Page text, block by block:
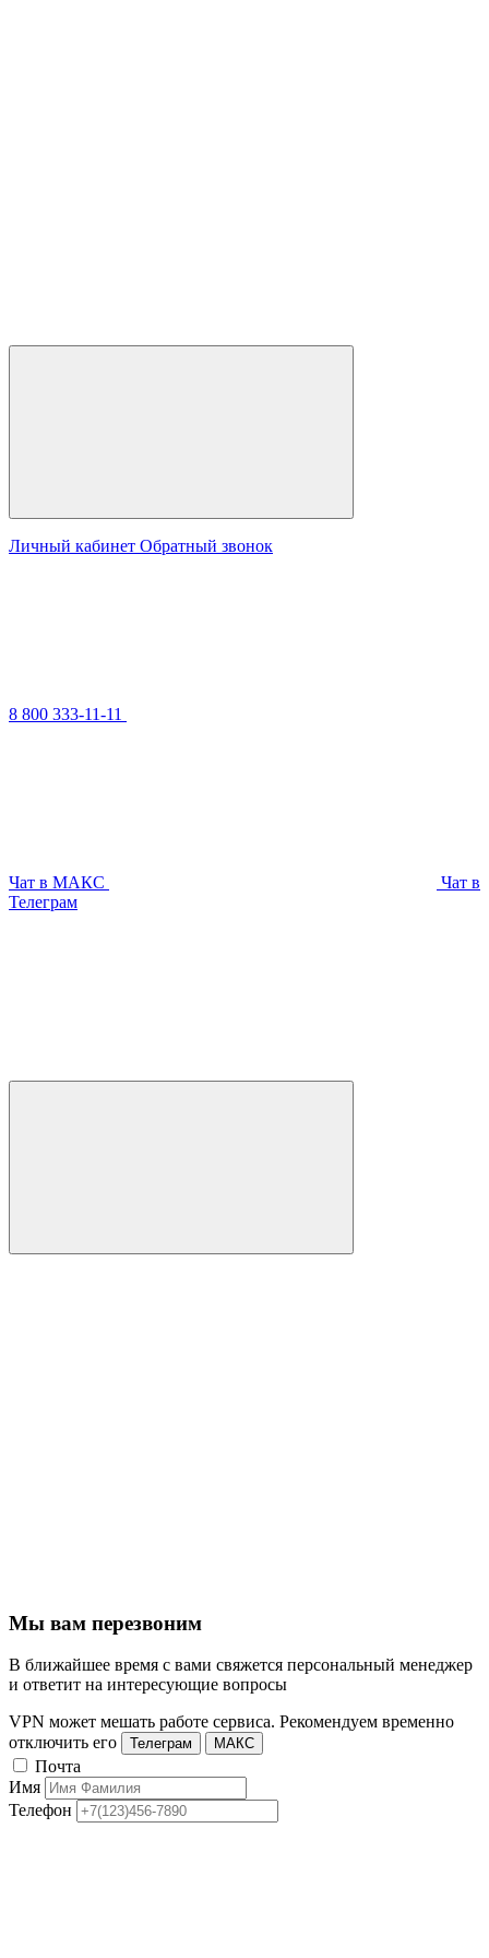
Личный кабинет Обратный звонок
8 800 333-11-11
Чат в МАКС
Чат в
Телеграм
Мы вам перезвоним
В ближайшее время с вами свяжется персональный менеджер
и ответит на интересующие вопросы
VPN может мешать работе сервиса. Рекомендуем временно
отключить его
Телеграм МАКС
Почта
Имя
Телефон